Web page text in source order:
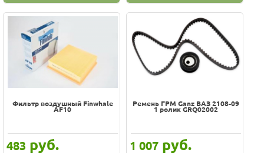
Фильтр воздушный Finwhale
АF10
483 руб.
Ремень ГРМ Ganz ВАЗ 2108-09
1 ролик GRQ02002
1 007 руб.